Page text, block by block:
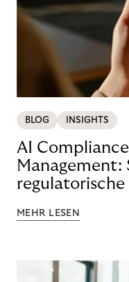
BLOG INSIGHTS
AI
Management:
MEHR LESEN